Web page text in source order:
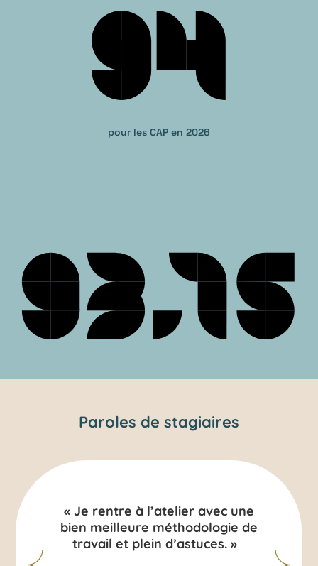
pour les CAP en 2026
Paroles de stagiaires
« Je rentre à l’atelier avec une
bien meilleure méthodologie de
travail et plein d’astuces. »